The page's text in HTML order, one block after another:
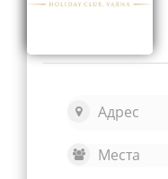
Адрес
Места